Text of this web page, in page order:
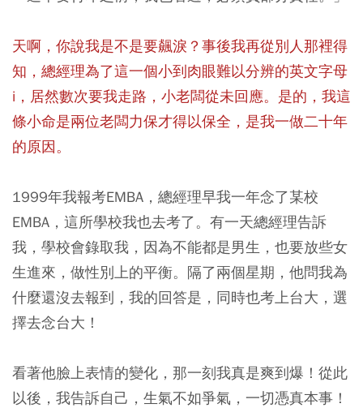
天啊，你說我是不是要飆淚？事後我再從別人那裡得
知，總經理為了這一個小到肉眼難以分辨的英文字母
i，居然數次要我走路，小老闆從未回應。是的，我這
條小命是兩位老闆力保才得以保全，是我一做二十年
的原因。
1999年我報考EMBA，總經理早我一年念了某校
EMBA，這所學校我也去考了。有一天總經理告訴
我，學校會錄取我，因為不能都是男生，也要放些女
生進來，做性別上的平衡。隔了兩個星期，他問我為
什麼還沒去報到，我的回答是，同時也考上台大，選
擇去念台大！
看著他臉上表情的變化，那一刻我真是爽到爆！從此
以後，我告訴自己，生氣不如爭氣，一切憑真本事！